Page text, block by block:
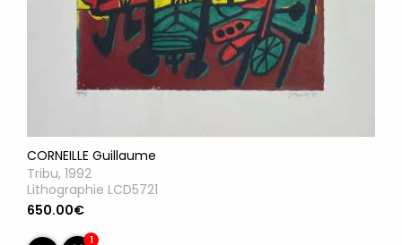
CORNEILLE Guillaume
Tribu, 1992
Lithographie LCD5721
650.00€
1